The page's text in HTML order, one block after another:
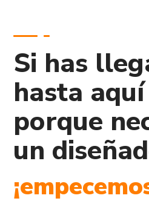
Si has
hasta
porque
un